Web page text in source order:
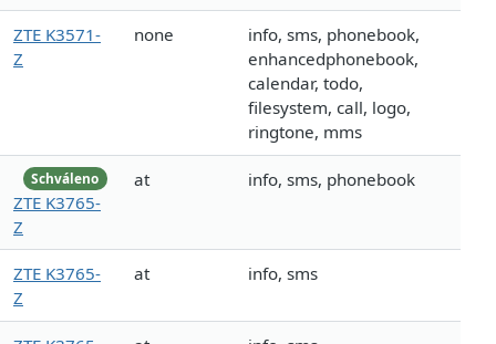
ZTE K3571-
Z
none
info, sms, phonebook,
enhancedphonebook,
calendar, todo,
filesystem, call, logo,
ringtone, mms
Schváleno
ZTE K3765-
Z
at info, sms, phonebook
ZTE K3765-
Z
at info, sms